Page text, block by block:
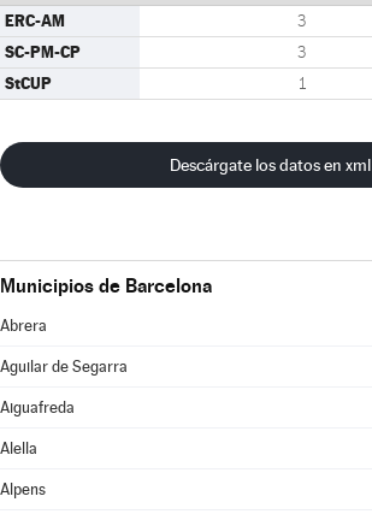
ERC-AM 3
SC-PM-CP 3
StCUP 1
Descárgate los datos en xml
Municipios de Barcelona
Abrera
Aguilar de Segarra
Aiguafreda
Alella
Alpens